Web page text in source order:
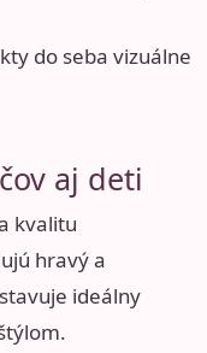
do seba vizuálne
aj deti
kvalitu
hravý a
ideálny